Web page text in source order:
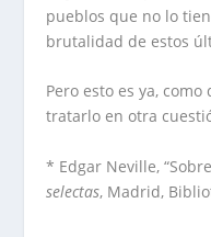
pueblos que no lo
brutalidad de estos
Pero esto es ya,
tratarlo en otra
* Edgar Neville,
selectas, Madrid,